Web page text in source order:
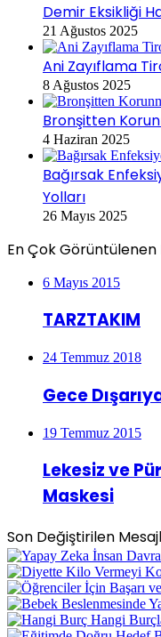
Demir Eksikliği
21 Ağustos 2025
Ani Zayıflama
8 Ağustos 2025
Bronşitten
4 Haziran 2025
Bağırsak
Yolları
26 Mayıs 2025
En Çok
6 Mayıs 2015
TARZTAKIM
24 Temmuz 2018
Gece
19 Temmuz 2015
Lekesiz ve
Maskesi
Son Değiştirilen